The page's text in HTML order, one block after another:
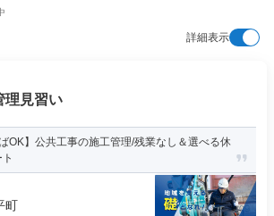
詳細表示
理見習い
OK】公共工事の施工管理/残業なし＆選べる休
町